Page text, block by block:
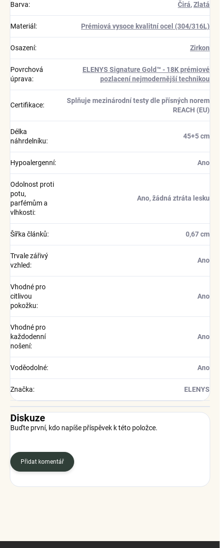
Barva: Čirá,Zlatá
Materiál : Prémiová vysoce kvalitní ocel (304/316L)
Osazení: Zirkon
Povrchová
úprava:
ELENYS Signature Gold™ - 18K prémiové
pozlacení nejmodernější technikou
Certifikace:
Splňuje mezinárodní testy dle přísných norem
REACH (EU)
Délka
náhrdelníku:
45+5 cm
Hypoalergenní: Ano
Odolnost proti
potu,
parfémům a
vlhkosti:
Ano, žádná ztráta lesku
Šířka článků: 0,67 cm
Trvale zářivý
vzhled:
Ano
Vhodné pro
citlivou
pokožku:
Ano
Vhodné pro
každodenní
nošení:
Ano
Voděodolné: Ano
Značka: ELENYS
Diskuze
Buďte první, kdo napíše příspěvek k této položce.
Přidat komentář